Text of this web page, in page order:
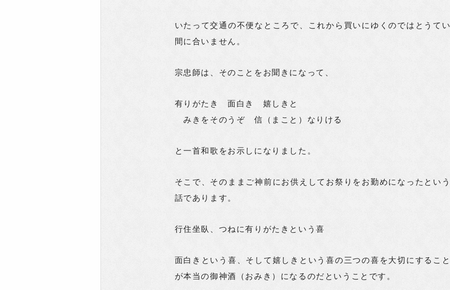
いたって交通の不便なところで、これから買いにゆくのではとうて
間に合いません。
宗忠師は、そのことをお聞きになって、
有りがたき 面白き 嬉しきと
みきをそのうぞ 信（まこと）なりける
と一首和歌をお示しになりました。
そこで、そのままご神前にお供えしてお祭りをお勤めになったとい
話であります。
行住坐臥、つねに有りがたきという喜
面白きという喜、そして嬉しきという喜の三つの喜を大切にするこ
が本当の御神酒（おみき）になるのだということです。